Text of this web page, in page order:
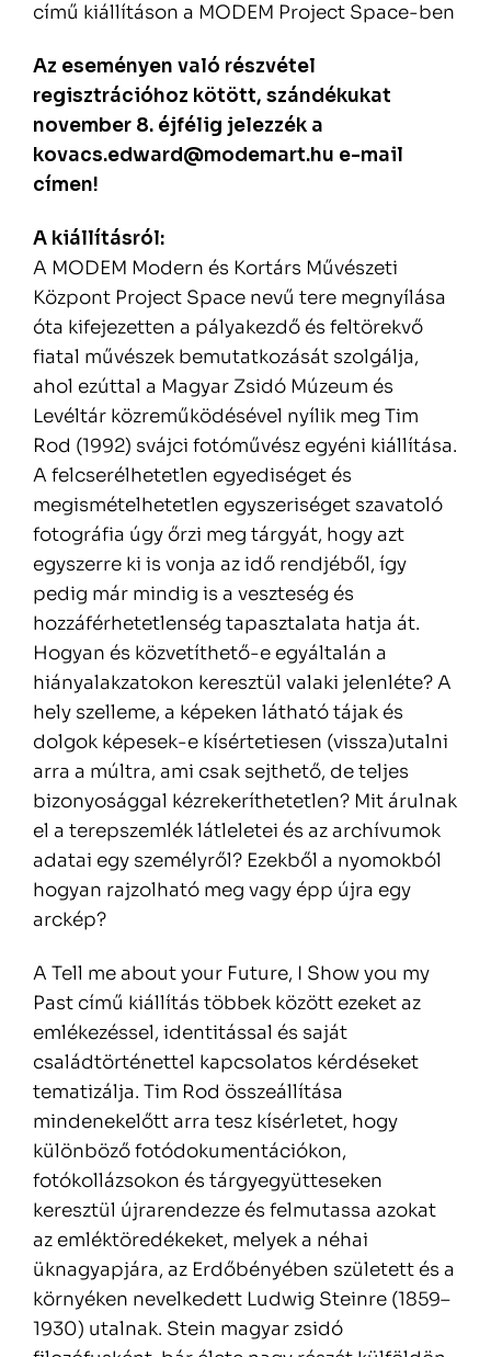
című kiállításon a MODEM Project Space-ben
Az eseményen való részvétel
regisztrációhoz kötött, szándékukat
november 8. éjfélig jelezzék a
kovacs.edward@modemart.hu e-mail
címen!
A kiállításról:
A MODEM Modern és Kortárs Művészeti
Központ Project Space nevű tere megnyílása
óta kifejezetten a pályakezdő és feltörekvő
fiatal művészek bemutatkozását szolgálja,
ahol ezúttal a Magyar Zsidó Múzeum és
Levéltár közreműködésével nyílik meg Tim
Rod (1992) svájci fotóművész egyéni kiállítása.
A felcserélhetetlen egyediséget és
megismételhetetlen egyszeriséget szavatoló
fotográfia úgy őrzi meg tárgyát, hogy azt
egyszerre ki is vonja az idő rendjéből, így
pedig már mindig is a veszteség és
hozzáférhetetlenség tapasztalata hatja át.
Hogyan és közvetíthető-e egyáltalán a
hiányalakzatokon keresztül valaki jelenléte? A
hely szelleme, a képeken látható tájak és
dolgok képesek-e kísértetiesen (vissza)utalni
arra a múltra, ami csak sejthető, de teljes
bizonyosággal kézrekeríthetetlen? Mit árulnak
el a terepszemlék látleletei és az archívumok
adatai egy személyről? Ezekből a nyomokból
hogyan rajzolható meg vagy épp újra egy
arckép?
A Tell me about your Future, I Show you my
Past című kiállítás többek között ezeket az
emlékezéssel, identitással és saját
családtörténettel kapcsolatos kérdéseket
tematizálja. Tim Rod összeállítása
mindenekelőtt arra tesz kísérletet, hogy
különböző fotódokumentációkon,
fotókollázsokon és tárgyegyütteseken
keresztül újrarendezze és felmutassa azokat
az emléktöredékeket, melyek a néhai
üknagyapjára, az Erdőbényében született és a
környéken nevelkedett Ludwig Steinre (1859–
1930) utalnak. Stein magyar zsidó